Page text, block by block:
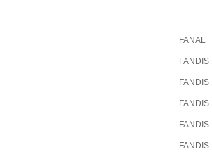
FANAL
FANDIS
FANDIS
FANDIS
FANDIS
FANDIS